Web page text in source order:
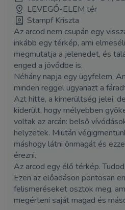
LEVEGŐ-ELEM tér
Stampf Kriszta
Az arcod nem csupán egy
inkább egy térkép, ami
megmutatja a jelenedet, és
enged a jövődbe is.
Néhány napja egy ügyfelem,
minden reggel ugyanazt a
Azt hitte, a kimerültség jelei,
kiderült, hogy mélyebben
voltak az arcán: belső
helyzetek. Miután
máshogy látni önmagát és
érezni.
Az arcod egy élő térkép.
Ezen az előadáson pontosan
felismeréseket osztok meg,
megérteni saját magad és